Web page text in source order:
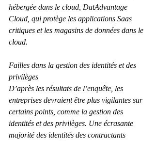
hébergée dans le cloud, DatAdvantage
Cloud, qui protège les applications Saas
critiques et les magasins de données dans le
cloud.
Failles dans la gestion des identités et des
privilèges
D’après les résultats de l’enquête, les
entreprises devraient être plus vigilantes sur
certains points, comme la gestion des
identités et des privilèges. Une écrasante
majorité des identités des contractants